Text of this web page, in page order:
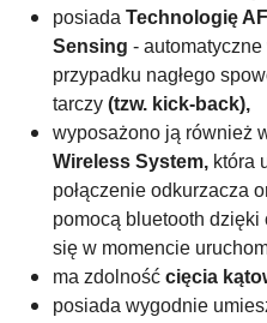
posiada Technologię
Sensing -
przypadku nagłego
tarczy (tzw. kick-back),
wyposażono ją również
Wireless System, która
połączenie odkurzacza
pomocą bluetooth
się w momencie
ma zdolność cięcia
posiada wygodnie